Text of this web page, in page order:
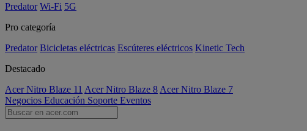
Predator Wi-Fi 5G
Pro categoría
Predator Bicicletas eléctricas Escúteres eléctricos Kinetic Tech
Destacado
Acer Nitro Blaze 11 Acer Nitro Blaze 8 Acer Nitro Blaze 7
Negocios Educación Soporte Eventos